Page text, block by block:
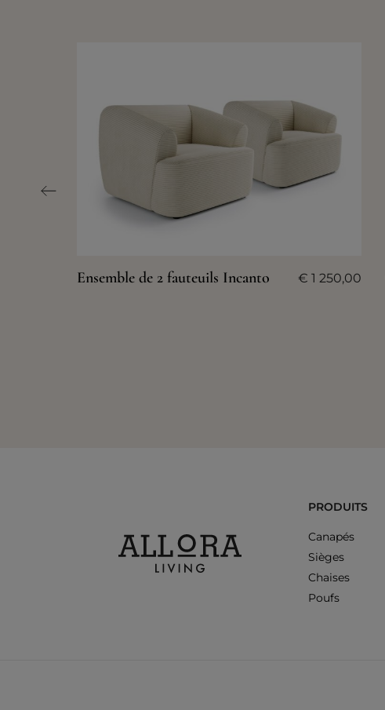
Ensemble de 2 fauteuils Incanto € 1 250,00
PRODUITS
Canapés
Sièges
Chaises
Poufs